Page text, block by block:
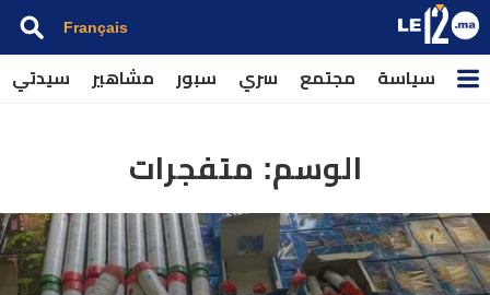
Français
سياسة مجتمع سري سبور مشاهير سيدتي
الوسم: متفجرات